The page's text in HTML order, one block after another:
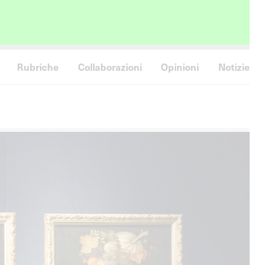
Rubriche Collaborazioni Opinioni Notizie